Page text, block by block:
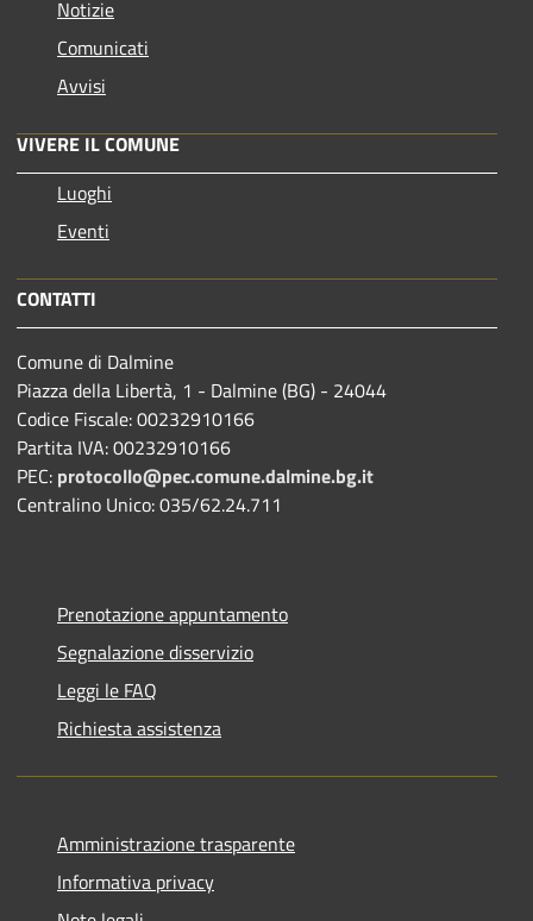
Notizie
Comunicati
Avvisi
VIVERE IL COMUNE
Luoghi
Eventi
CONTATTI
Comune di Dalmine
Piazza della Libertà, 1 - Dalmine (BG) - 24044
Codice Fiscale: 00232910166
Partita IVA: 00232910166
PEC: protocollo@pec.comune.dalmine.bg.it
Centralino Unico: 035/62.24.711
Prenotazione appuntamento
Segnalazione disservizio
Leggi le FAQ
Richiesta assistenza
Amministrazione trasparente
Informativa privacy